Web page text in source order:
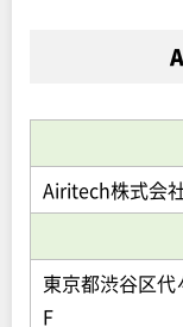
Airitech株式会
東京都渋谷区
F